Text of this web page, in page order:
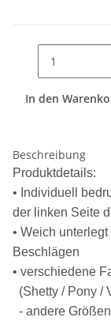
In den
Beschreibung
Produktdetails:
• Individuell
der linken Seite
• Weich
Beschlägen
• verschiedene
(Shetty / Pony /
- andere